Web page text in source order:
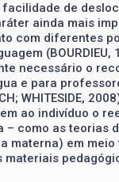
de
ainda mais
com diferentes
necessário o
e para
WHITESIDE,
ao indivíduo o
como as teorias
materna) em